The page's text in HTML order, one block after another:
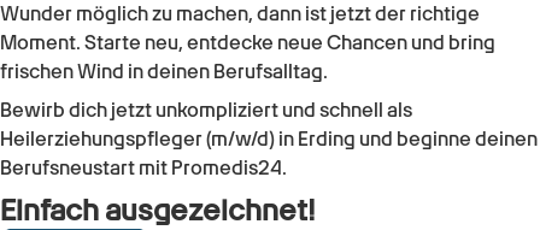
Wunder möglich zu machen, dann ist jetzt der richtige
Moment. Starte neu, entdecke neue Chancen und bring
frischen Wind in deinen Berufsalltag.
Bewirb dich jetzt unkompliziert und schnell als
Heilerziehungspfleger (m/w/d) in Erding und beginne deinen
Berufsneustart mit Promedis24.
Einfach ausgezeichnet!